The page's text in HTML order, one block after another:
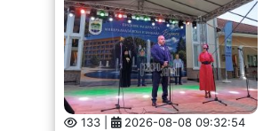
133 | 2026-08-08 09:32:54